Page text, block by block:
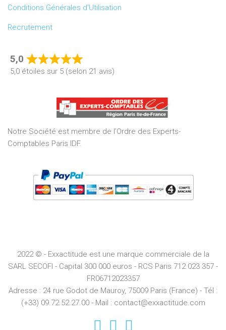
Conditions Générales d’Utilisation
Recrutement
5,0
Rated
5,0
of
5
5,0 étoiles sur 5 (selon 21 avis)
Notre Société est membre de l’Ordre des Experts-
Comptables Paris IDF.
2022 © - Exxactitude est une marque commerciale de la
SARL SECOFI - Capital 300 000 euros - RCS Paris 712 023 357 -
FR06712023357
Adresse : 24 rue Godot de Mauroy, 75009 Paris (France) - Tél :
(+33) 09.72.52.27.00 - Mail : contact@exxactitude.com